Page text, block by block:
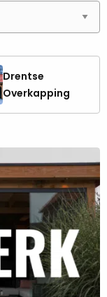
Drentse
Overkapping